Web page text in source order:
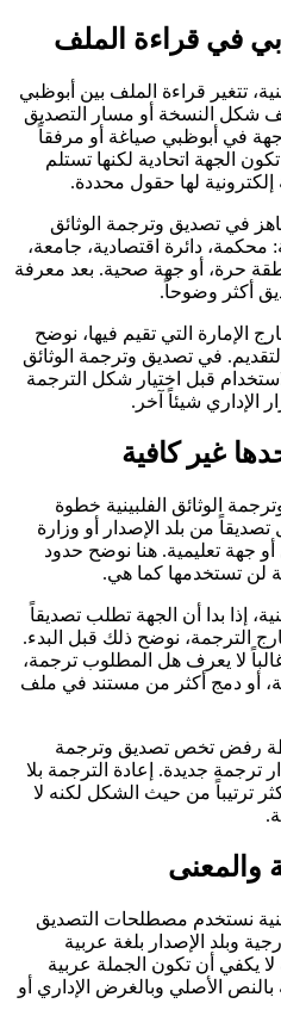
في قراءة الملف
تتغير قراءة الملف بين أبوظبي
شكل النسخة أو مسار التصديق
جهة في أبوظبي صياغة أو مرفقاً
الجهة اتحادية لكنها تستلم
لها حقول محددة.
في تصديق وترجمة الوثائق
محكمة، دائرة اقتصادية، جامعة،
حرة، أو جهة صحية. بعد معرفة
أكثر وضوحاً.
الإمارة التي تقيم فيها، نوضح
في تصديق وترجمة الوثائق
قبل اختيار شكل الترجمة
الإداري شيئاً آخر.
غير كافية
الوثائق الفلبينية خطوة
من بلد الإصدار أو وزارة
جهة تعليمية. هنا نوضح حدود
لن تستخدمها كما هي.
إذا بدا أن الجهة تطلب تصديقاً
الترجمة، نوضح ذلك قبل البدء.
لا يعرف هل المطلوب ترجمة،
أو دمج أكثر من مستند في ملف
رفض تخص تصديق وترجمة
ترجمة جديدة. إعادة الترجمة بلا
ترتيباً من حيث الشكل لكنه لا
والمعنى
نستخدم مصطلحات التصديق
وبلد الإصدار بلغة عربية
يكفي أن تكون الجملة عربية
الأصلي وبالغرض الإداري أو